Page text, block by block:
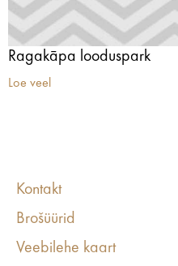
Ragakāpa looduspark
Loe veel
Kontakt
Brošüürid
Veebilehe kaart